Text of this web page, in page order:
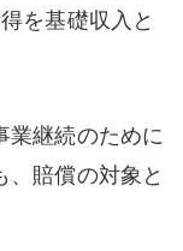
を基礎収入と
業継続のために
賠償の対象と